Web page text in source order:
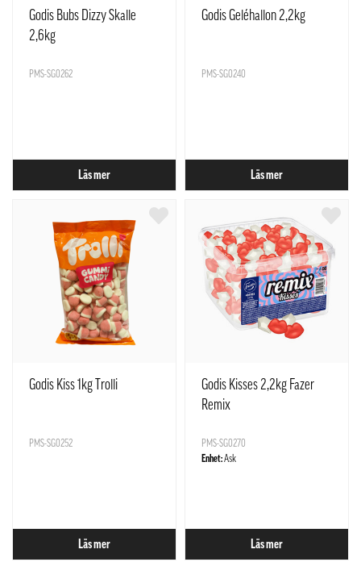
Godis Bubs Dizzy Skalle
2,6kg
PMS-SG0262
Läs mer
Godis Geléhallon 2,2kg
PMS-SG0240
Läs mer
Godis Kiss 1kg Trolli
PMS-SG0252
Läs mer
Godis Kisses 2,2kg Fazer
Remix
PMS-SG0270
Enhet:Ask
Läs mer